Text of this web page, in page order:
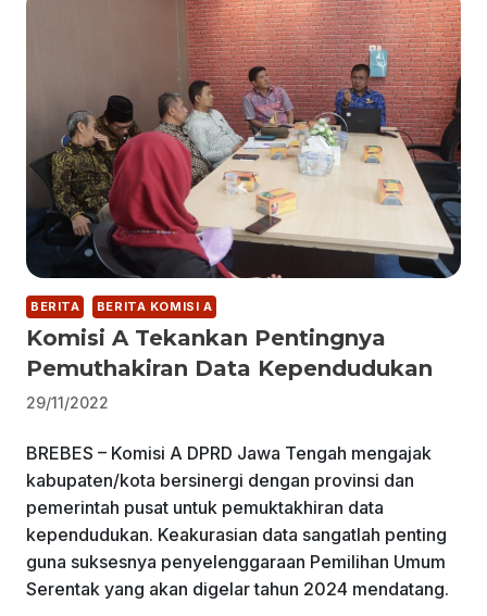
BERITA BERITA KOMISI A
Komisi A Tekankan Pentingnya
Pemuthakiran Data Kependudukan
29/11/2022
BREBES – Komisi A DPRD Jawa Tengah mengajak
kabupaten/kota bersinergi dengan provinsi dan
pemerintah pusat untuk pemuktakhiran data
kependudukan. Keakurasian data sangatlah penting
guna suksesnya penyelenggaraan Pemilihan Umum
Serentak yang akan digelar tahun 2024 mendatang.